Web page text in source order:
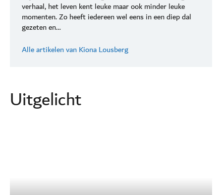
verhaal, het leven kent leuke maar ook minder leuke
momenten. Zo heeft iedereen wel eens in een diep dal
gezeten en…
Alle artikelen van Kiona Lousberg
Uitgelicht